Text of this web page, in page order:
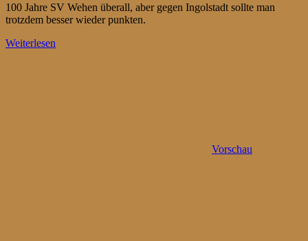
100 Jahre SV Wehen überall, aber gegen Ingolstadt sollte man
trotzdem besser wieder punkten.
Weiterlesen
Vorschau